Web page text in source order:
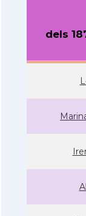
dels